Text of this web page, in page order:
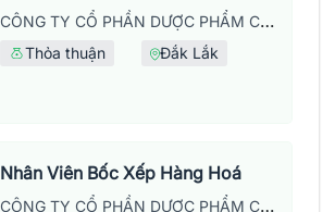
CÔNG TY CỔ PHẦN DƯỢC PHẨM CPC1 HÀ NỘI
Thỏa thuận Đắk Lắk
Nhân Viên Bốc Xếp Hàng Hoá
CÔNG TY CỔ PHẦN DƯỢC PHẨM CPC1 HÀ NỘI